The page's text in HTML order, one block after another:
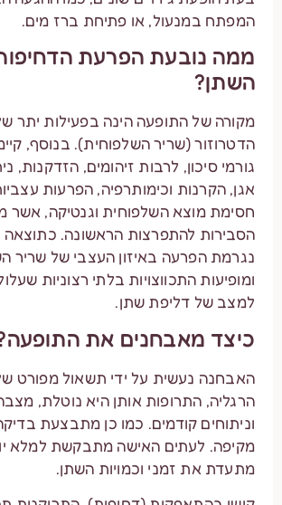
המפתח במנעול, או פתיחת ברז מים.
ממה נובעת הפרעת
השתן?
מקורה של התופעה הינה בפעילות יתר
הדטרוזור (שריר השלפוחית). בנוסף,
גורמי סיכון, לרבות זיהומים, הזדקנות,
אגן, הקרנות וכימותרפיה, הפרעות
חסימת מוצא השלפוחית וגנטיקה, אשר
הסבירות להתפרצות הראשונה. כתוצאה
נגרמת הפרעה באיזון העצבי של שריר
ומופיעות התכווצויות בלתי רצוניות
למצב של דליפת שתן.
כיצד מאבחנים את
האבחנה נעשית על ידי תשאול מפורט
הרגליה, התרופות אותן היא נוטלת,
וניתוחים קודמים. כמו כן מתבצעת
מקיפה. לעתים האישה מתבקשת למלא
מתעדת את זמני וכמויות השתן.